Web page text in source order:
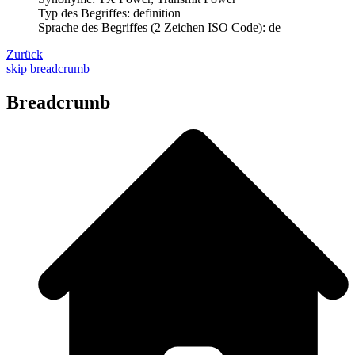
Typ des Begriffes: definition
Sprache des Begriffes (2 Zeichen ISO Code): de
Zurück
skip breadcrumb
Breadcrumb